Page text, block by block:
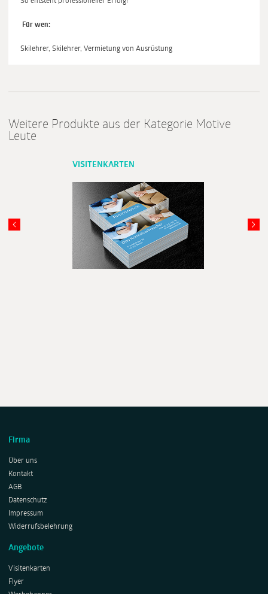
Für wen:
Skilehrer, Skilehrer, Vermietung von Ausrüstung
Weitere Produkte aus der Kategorie Motive
Leute
VISITENKARTEN
Firma
Über uns
Kontakt
AGB
Datenschutz
Impressum
Widerrufsbelehrung
Angebote
Visitenkarten
Flyer